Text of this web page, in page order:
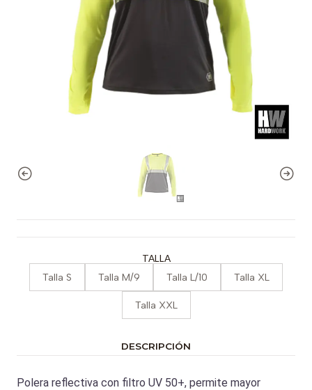
TALLA
Talla S Talla M/9 Talla L/10 Talla XL
Talla XXL
DESCRIPCIÓN
Polera reflectiva con filtro UV 50+, permite mayor